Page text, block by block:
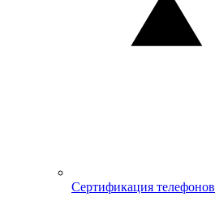
Сертификация телефонов